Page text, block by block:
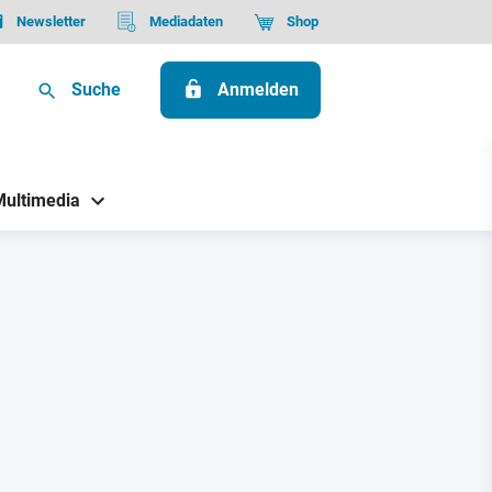
Newsletter Mediadaten Shop
Suche Anmelden